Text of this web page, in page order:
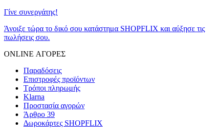
Γίνε συνεργάτης!
Άνοιξε τώρα το δικό σου κατάστημα SHOPFLIX και αύξησε τις
πωλήσεις σου.
ONLINE ΑΓΟΡΕΣ
Παραδόσεις
Επιστροφές προϊόντων
Τρόποι πληρωμής
Klarna
Προστασία αγορών
Άρθρο 39
Δωροκάρτες SHOPFLIX